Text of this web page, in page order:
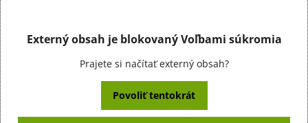
Externý obsah je blokovaný Voľbami súkromia
Prajete si načítať externý obsah?
Povoliť tentokrát